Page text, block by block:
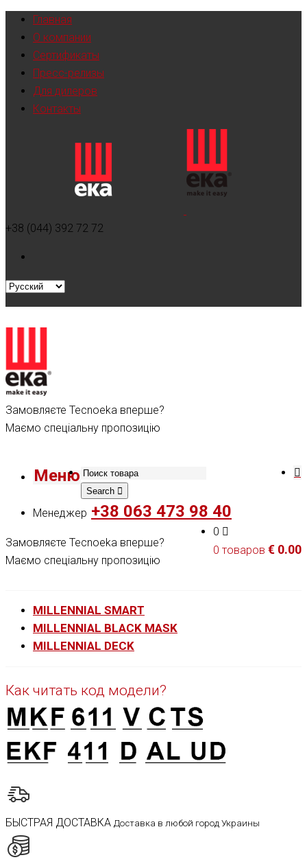
Главная
О компании
Сертификаты
Пресс-релизы
Для дилеров
Контакты
+38 (044) 392 72 72
Замовляєте Tecnoeka вперше?
Маємо спеціальну пропозицію
Меню
Search
Менеджер +38 063 473 98 40
0
0 товаров € 0.00
Замовляєте Tecnoeka вперше?
Маємо спеціальну пропозицію
MILLENNIAL SMART
MILLENNIAL BLACK MASK
MILLENNIAL DECK
Как читать код модели?
БЫСТРАЯ ДОСТАВКА Доставка в любой город Украины